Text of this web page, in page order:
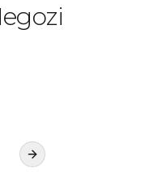
Next slide